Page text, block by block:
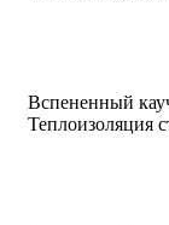
Вспененный
Теплоизоляция